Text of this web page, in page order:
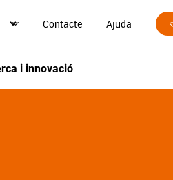
Contacte Ajuda
i innovació